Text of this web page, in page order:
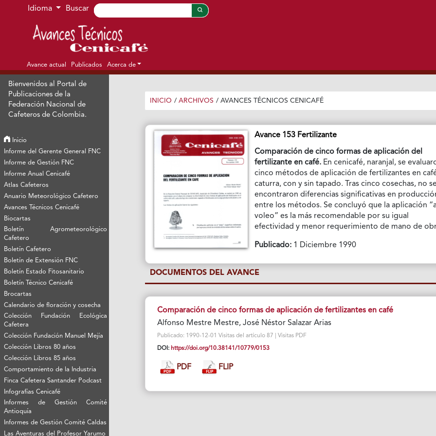
Ir al menú de navegación principal
Ir al contenido principal
Ir al pie de página del sitio
Idioma Buscar
Avance actual Publicados Acerca de
Bienvenidos al Portal de
Publicaciones de la
Federación Nacional de
Cafeteros de Colombia.
Inicio
Informe del Gerente General FNC
Informe de Gestión FNC
Informe Anual Cenicafé
Atlas Cafeteros
Anuario Meteorológico Cafetero
Avances Técnicos Cenicafé
Biocartas
Boletín Agrometeorológico
Cafetero
Boletín Cafetero
Boletín de Extensión FNC
Boletín Estado Fitosanitario
Boletín Técnico Cenicafé
Brocartas
Calendario de floración y cosecha
Colección Fundación Ecológica
Cafetera
Colección Fundación Manuel Mejía
Colección Libros 80 años
Colección Libros 85 años
Comportamiento de la Industria
Finca Cafetera Santander Podcast
Infografías Cenicafé
Informes de Gestión Comité
Antioquía
Informes de Gestión Comité Caldas
Las Aventuras del Profesor Yarumo
INICIO / ARCHIVOS / AVANCES TÉCNICOS CENICAFÉ
Avance 153 Fertilizante
Comparación de cinco formas de aplicación del
fertilizante en café. En cenicafé, naranjal, se
cinco métodos de aplicación de fertilizantes en
caturra, con y sin tapado. Tras cinco cosechas, no
encontraron diferencias significativas en
entre los métodos. Se concluyó que la aplicación
voleo” es la más recomendable por su igual
efectividad y menor requerimiento de mano de
Publicado: 1 Diciembre 1990
DOCUMENTOS DEL AVANCE
Comparación de cinco formas de aplicación de fertilizantes en café
Alfonso Mestre Mestre, José Néstor Salazar Arias
Publicado: 1990-12-01 Visitas del artículo 87 | Visitas PDF
DOI: https://doi.org/10.38141/10779/0153
PDF FLIP